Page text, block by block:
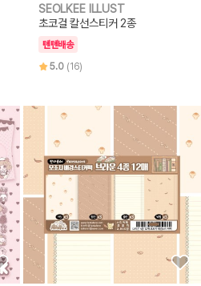
SEOLKEE ILLUST
초코걸 칼선스티커 2종
텐텐배송
5.0 (16)